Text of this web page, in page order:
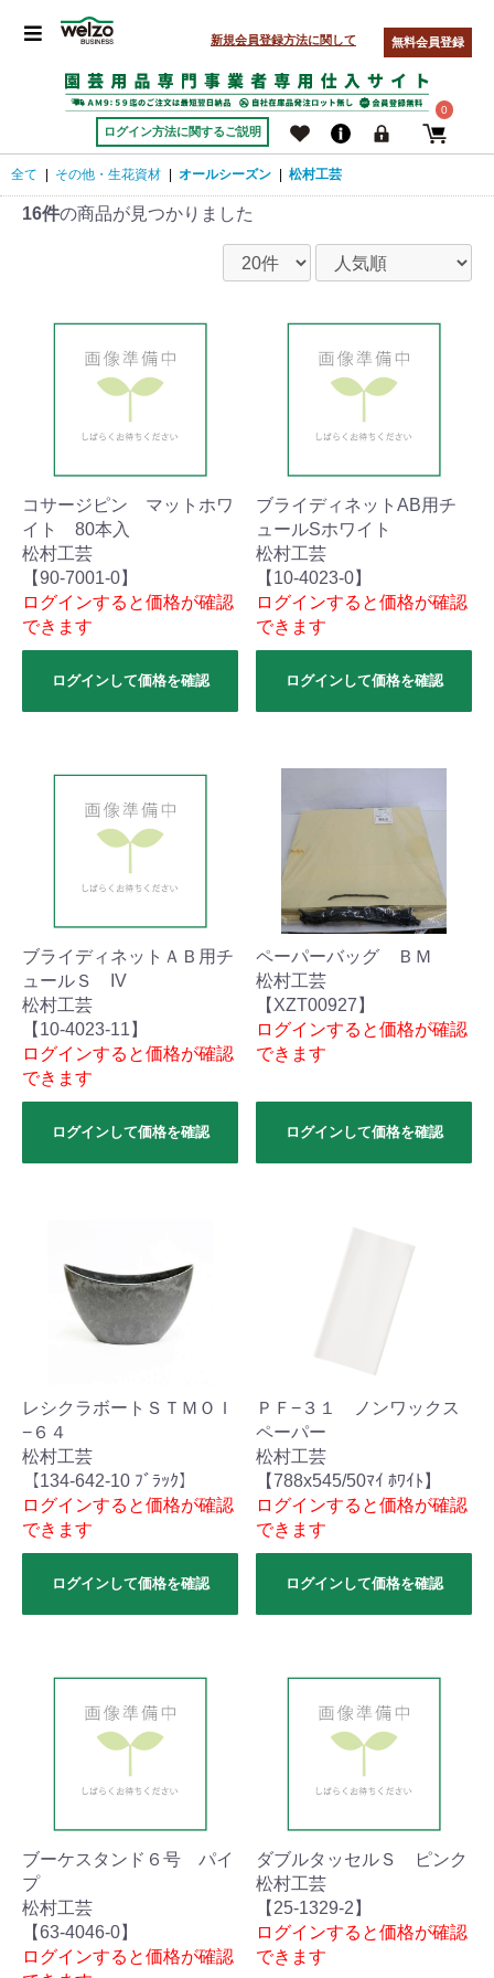
新規会員登録方法に関して 無料会員登録
ログイン方法に関するご説明
0
全て | その他・生花資材 | オールシーズン | 松村工芸
16件の商品が見つかりました
コサージピン マットホワ
イト 80本入
松村工芸
【90-7001-0】
ログインすると価格が確認
できます
ログインして価格を確認
ブライディネットAB用チ
ュールSホワイト
松村工芸
【10-4023-0】
ログインすると価格が確認
できます
ログインして価格を確認
ブライディネットＡＢ用チ
ュールＳ IV
松村工芸
【10-4023-11】
ログインすると価格が確認
できます
ログインして価格を確認
ペーパーバッグ ＢＭ
松村工芸
【XZT00927】
ログインすると価格が確認
できます
ログインして価格を確認
レシクラボートＳＴＭＯＩ
−６４
松村工芸
【134-642-10 ﾌﾞﾗｯｸ】
ログインすると価格が確認
できます
ログインして価格を確認
ＰＦ−３１ ノンワックス
ペーパー
松村工芸
【788x545/50ﾏｲ ﾎﾜｲﾄ】
ログインすると価格が確認
できます
ログインして価格を確認
ブーケスタンド６号 パイ
プ
松村工芸
【63-4046-0】
ログインすると価格が確認
ダブルタッセルＳ ピンク
松村工芸
【25-1329-2】
ログインすると価格が確認
できます